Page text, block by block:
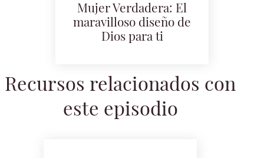
Mujer Verdadera: El
maravilloso diseño de
Dios para ti
Recursos relacionados con
este episodio